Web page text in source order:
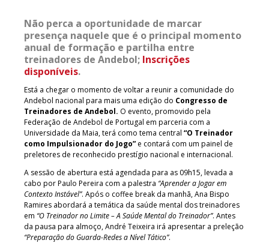
Não perca a oportunidade de marcar
presença naquele que é o principal momento
anual de formação e partilha entre
treinadores de Andebol; Inscrições
disponíveis.
Está a chegar o momento de voltar a reunir a comunidade do
Andebol nacional para mais uma edição do Congresso de
Treinadores de Andebol. O evento, promovido pela
Federação de Andebol de Portugal em parceria com a
Universidade da Maia, terá como tema central “O Treinador
como Impulsionador do Jogo” e contará com um painel de
preletores de reconhecido prestígio nacional e internacional.
A sessão de abertura está agendada para as 09h15, levada a
cabo por Paulo Pereira com a palestra “Aprender a Jogar em
Contexto Instável”. Após o coffee break da manhã, Ana Bispo
Ramires abordará a temática da saúde mental dos treinadores
em “O Treinador no Limite – A Saúde Mental do Treinador”. Antes
da pausa para almoço, André Teixeira irá apresentar a preleção
“Preparação do Guarda-Redes a Nível Tático”.